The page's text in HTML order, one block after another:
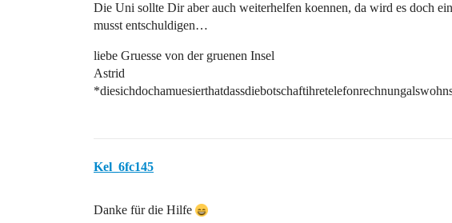
Die Uni sollte Dir aber auch weiterhelfen koennen, da wird es doch
musst entschuldigen…
liebe Gruesse von der gruenen Insel
Astrid
Kel_6fc145
Danke für die Hilfe